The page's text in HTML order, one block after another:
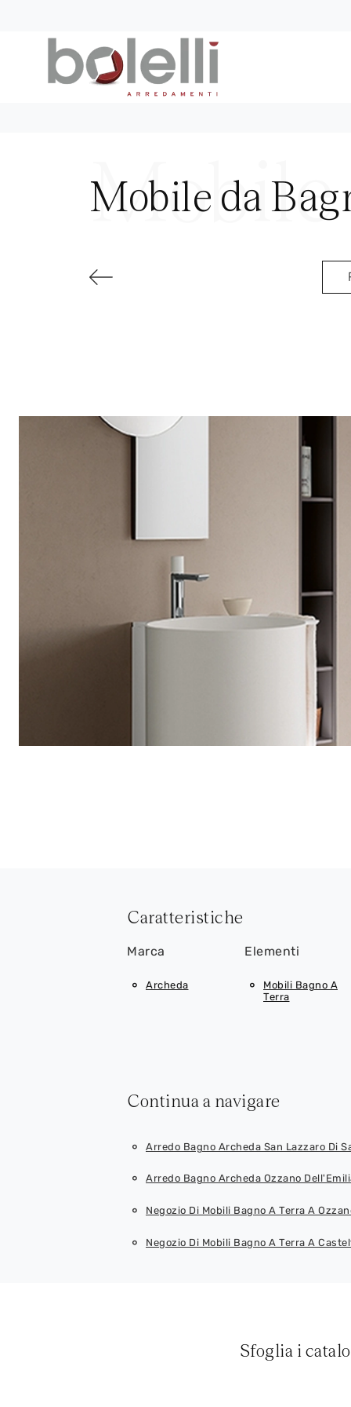
Mobile da
Caratteristiche
Marca
Archeda
Elementi
Mobili Bagno A
Terra
Continua a navigare
Arredo Bagno Archeda San Lazzaro Di
Arredo Bagno Archeda Ozzano
Negozio Di Mobili Bagno A Terra A
Negozio Di Mobili Bagno A Terra A
Sfoglia i